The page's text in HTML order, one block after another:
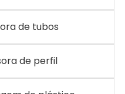
de tubos
de perfil